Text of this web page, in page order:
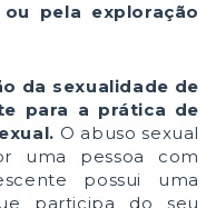
pela exploração
da sexualidade de
para a prática de
O abuso sexual
uma pessoa com
possui uma
participa do seu